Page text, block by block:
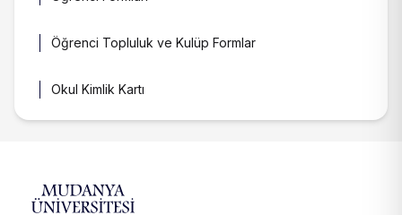
Öğrenci Topluluk ve Kulüp Formlar
Okul Kimlik Kartı